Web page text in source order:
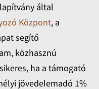
által
Központ, a
segítő
közhasznú
ha a támogató
jövedelemadó 1%